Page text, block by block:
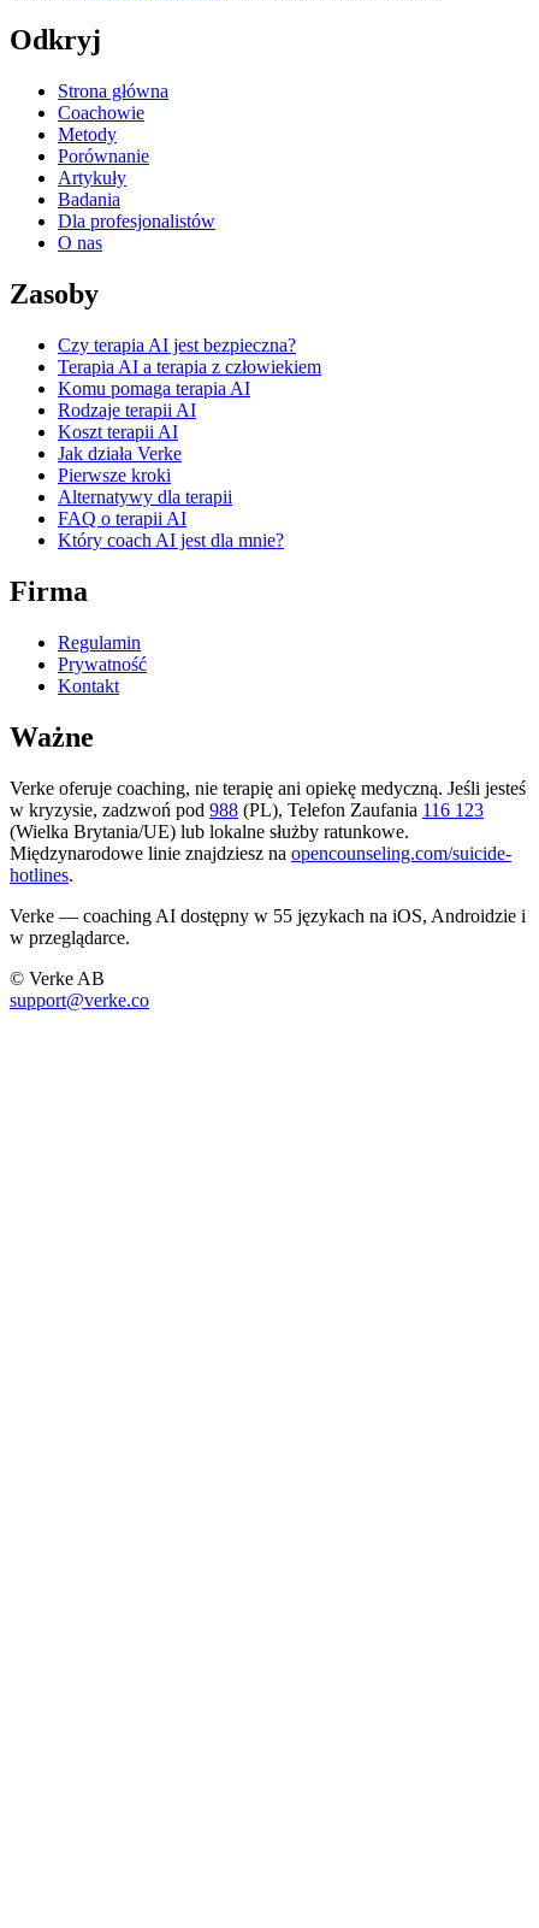
Odkryj
Strona główna
Coachowie
Metody
Porównanie
Artykuły
Badania
Dla profesjonalistów
O nas
Zasoby
Czy terapia AI jest bezpieczna?
Terapia AI a terapia z człowiekiem
Komu pomaga terapia AI
Rodzaje terapii AI
Koszt terapii AI
Jak działa Verke
Pierwsze kroki
Alternatywy dla terapii
FAQ o terapii AI
Który coach AI jest dla mnie?
Firma
Regulamin
Prywatność
Kontakt
Ważne
Verke oferuje coaching, nie terapię ani opiekę medyczną. Jeśli jesteś
w kryzysie, zadzwoń pod 988 (PL), Telefon Zaufania 116 123
(Wielka Brytania/UE) lub lokalne służby ratunkowe.
Międzynarodowe linie znajdziesz na opencounseling.com/suicide-
hotlines.
Verke — coaching AI dostępny w 55 językach na iOS, Androidzie i
w przeglądarce.
© Verke AB
support@verke.co